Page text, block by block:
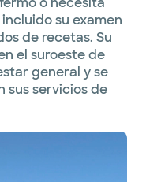
su examen
de recetas. Su
el suroeste de
general y se
sus servicios de